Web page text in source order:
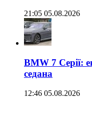
21:05 05.08.2026
BMW 7 Серії:
седана
12:46 05.08.2026